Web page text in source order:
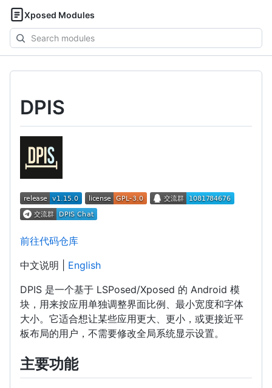
Xposed Modules
Search
modules
DPIS
前往代码仓库
中文说明 | English
DPIS 是一个基于 LSPosed/Xposed 的 Android 模
块，用来按应用单独调整界面比例、最小宽度和字体
大小。它适合想让某些应用更大、更小，或更接近平
板布局的用户，不需要修改全局系统显示设置。
主要功能